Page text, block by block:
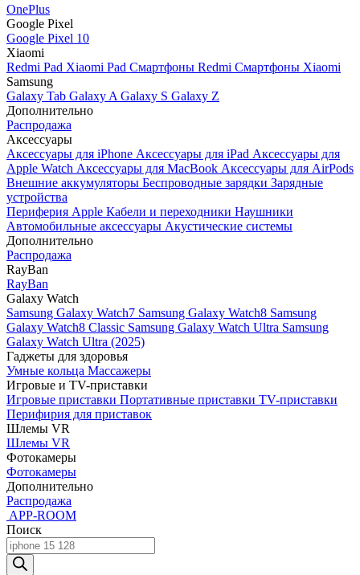
OnePlus
Google Pixel
Google Pixel 10
Xiaomi
Redmi Pad Xiaomi Pad Смартфоны Redmi Смартфоны Xiaomi
Samsung
Galaxy Tab Galaxy A Galaxy S Galaxy Z
Дополнительно
Распродажа
Аксессуары
Аксессуары для iPhone Аксессуары для iPad Аксессуары для
Apple Watch Аксессуары для MacBook Аксессуары для AirPods
Внешние аккумуляторы Беспроводные зарядки Зарядные
устройства
Периферия Apple Кабели и переходники Наушники
Автомобильные аксессуары Акустические системы
Дополнительно
Распродажа
RayBan
RayBan
Galaxy Watch
Samsung Galaxy Watch7 Samsung Galaxy Watch8 Samsung
Galaxy Watch8 Classic Samsung Galaxy Watch Ultra Samsung
Galaxy Watch Ultra (2025)
Гаджеты для здоровья
Умные кольца Массажеры
Игровые и TV-приставки
Игровые приставки Портативные приставки TV-приставки
Перифирия для приставок
Шлемы VR
Шлемы VR
Фотокамеры
Фотокамеры
Дополнительно
Распродажа
APP-ROOM
Поиск
Поиск
товаров